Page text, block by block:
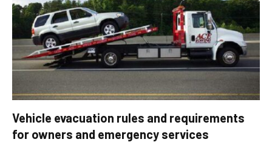
Vehicle evacuation rules and requirements
for owners and emergency services